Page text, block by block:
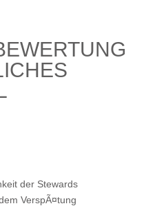
der Stewards
VerspÃ¤tung